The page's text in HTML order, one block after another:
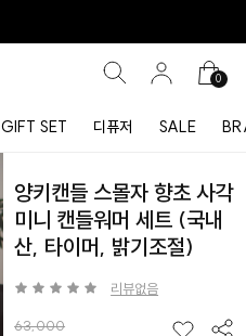
0
GIFT SET 디퓨저 SALE
양키캔들 스몰자 향초 사각
미니 캔들워머 세트 (국내
산, 타이머, 밝기조절)
리뷰없음
63,000